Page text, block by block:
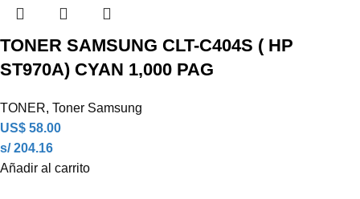
TONER SAMSUNG CLT-C404S ( HP
ST970A) CYAN 1,000 PAG
TONER, Toner Samsung
US$ 58.00
s/ 204.16
Añadir al carrito